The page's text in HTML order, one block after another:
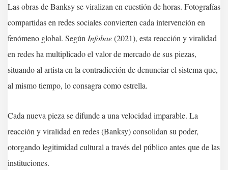
Las obras de Banksy se viralizan en cuestión de horas. Fotografías
compartidas en redes sociales convierten cada intervención en
fenómeno global. Según Infobae(2021), esta reacción y viralidad
en redes ha multiplicado el valor de mercado de sus piezas,
situando al artista en la contradicción de denunciar el sistema que,
al mismo tiempo, lo consagra como estrella.
Cada nueva pieza se difunde a una velocidad imparable. La
reacción y viralidad en redes (Banksy) consolidan su poder,
otorgando legitimidad cultural a través del público antes que de las
instituciones.